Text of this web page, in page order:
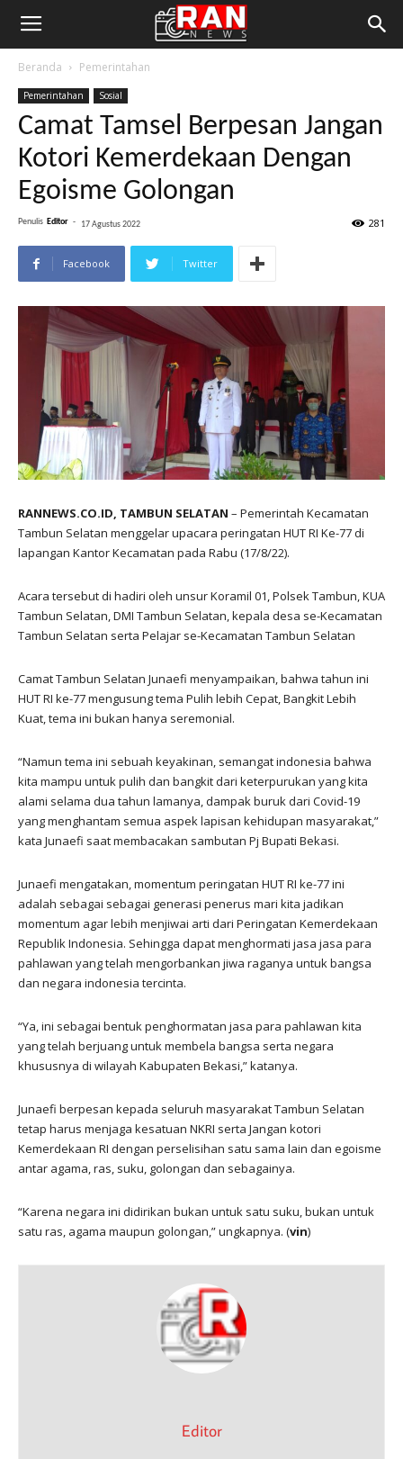
Beranda Pemerintahan
Pemerintahan Sosial
Camat Tamsel Berpesan Jangan
Kotori Kemerdekaan Dengan
Egoisme Golongan
Penulis Editor - 17 Agustus 2022 281
Facebook Twitter
RANNEWS.CO.ID, TAMBUN SELATAN – Pemerintah Kecamatan
Tambun Selatan menggelar upacara peringatan HUT RI Ke-77 di
lapangan Kantor Kecamatan pada Rabu (17/8/22).
Acara tersebut di hadiri oleh unsur Koramil 01, Polsek Tambun, KUA
Tambun Selatan, DMI Tambun Selatan, kepala desa se-Kecamatan
Tambun Selatan serta Pelajar se-Kecamatan Tambun Selatan
Camat Tambun Selatan Junaefi menyampaikan, bahwa tahun ini
HUT RI ke-77 mengusung tema Pulih lebih Cepat, Bangkit Lebih
Kuat, tema ini bukan hanya seremonial.
“Namun tema ini sebuah keyakinan, semangat indonesia bahwa
kita mampu untuk pulih dan bangkit dari keterpurukan yang kita
alami selama dua tahun lamanya, dampak buruk dari Covid-19
yang menghantam semua aspek lapisan kehidupan masyarakat,”
kata Junaefi saat membacakan sambutan Pj Bupati Bekasi.
Junaefi mengatakan, momentum peringatan HUT RI ke-77 ini
adalah sebagai sebagai generasi penerus mari kita jadikan
momentum agar lebih menjiwai arti dari Peringatan Kemerdekaan
Republik Indonesia. Sehingga dapat menghormati jasa jasa para
pahlawan yang telah mengorbankan jiwa raganya untuk bangsa
dan negara indonesia tercinta.
“Ya, ini sebagai bentuk penghormatan jasa para pahlawan kita
yang telah berjuang untuk membela bangsa serta negara
khususnya di wilayah Kabupaten Bekasi,” katanya.
Junaefi berpesan kepada seluruh masyarakat Tambun Selatan
tetap harus menjaga kesatuan NKRI serta Jangan kotori
Kemerdekaan RI dengan perselisihan satu sama lain dan egoisme
antar agama, ras, suku, golongan dan sebagainya.
“Karena negara ini didirikan bukan untuk satu suku, bukan untuk
satu ras, agama maupun golongan,” ungkapnya. (vin)
Editor